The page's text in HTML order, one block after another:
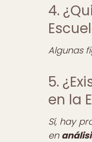
4.
Algunas
5.
en la
Sí, hay
en